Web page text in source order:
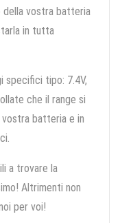
della vostra batteria
in tutta
tipo: 7.4V,
che il range si
batteria e in
a trovare la
Altrimenti non
per voi!